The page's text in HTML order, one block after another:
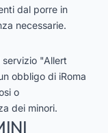
dal porre in
necessarie.
servizio "Allert
obbligo di iRoma
o
dei minori.